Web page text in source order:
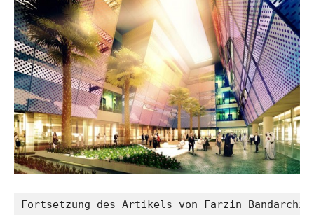
Fortsetzung des Artikels von Farzin